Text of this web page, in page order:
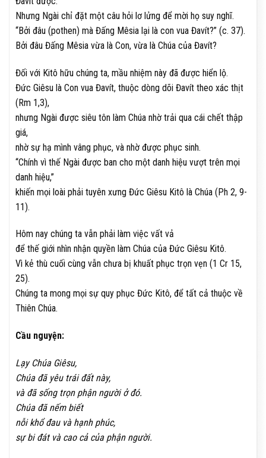
Nhưng Ngài chỉ đặt một câu hỏi lơ lửng để mời họ suy nghĩ.
“Bởi đâu (pothen) mà Đấng Mêsia lại là con vua Đavít?” (c. 37).
Bởi đâu Đấng Mêsia vừa là Con, vừa là Chúa của Đavít?
Đối với Kitô hữu chúng ta, mầu nhiệm này đã được hiển lộ.
Đức Giêsu là Con vua Đavít, thuộc dòng dõi Đavít theo xác thịt
(Rm 1,3),
nhưng Ngài được siêu tôn làm Chúa nhờ trải qua cái chết thập
giá,
nhờ sự hạ mình vâng phục, và nhờ được phục sinh.
“Chính vì thế Ngài được ban cho một danh hiệu vượt trên mọi
danh hiệu,”
khiến mọi loài phải tuyên xưng Đức Giêsu Kitô là Chúa (Ph 2, 9-
11).
Hôm nay chúng ta vẫn phải làm việc vất vả
để thế giới nhìn nhận quyền làm Chúa của Đức Giêsu Kitô.
Vì kẻ thù cuối cùng vẫn chưa bị khuất phục trọn vẹn (1 Cr 15,
25).
Chúng ta mong mọi sự quy phục Đức Kitô, để tất cả thuộc về
Thiên Chúa.
Cầu nguyện:
Lạy Chúa Giêsu,
Chúa đã yêu trái đất này,
và đã sống trọn phận người ở đó.
Chúa đã nếm biết
nỗi khổ đau và hạnh phúc,
sự bi đát và cao cả của phận người.